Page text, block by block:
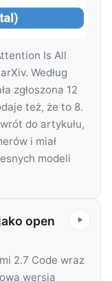
Is All
Według
zgłoszona 12
też, że to 8.
do artykułu,
i miał
modeli
open
2.7 Code wraz
wersja